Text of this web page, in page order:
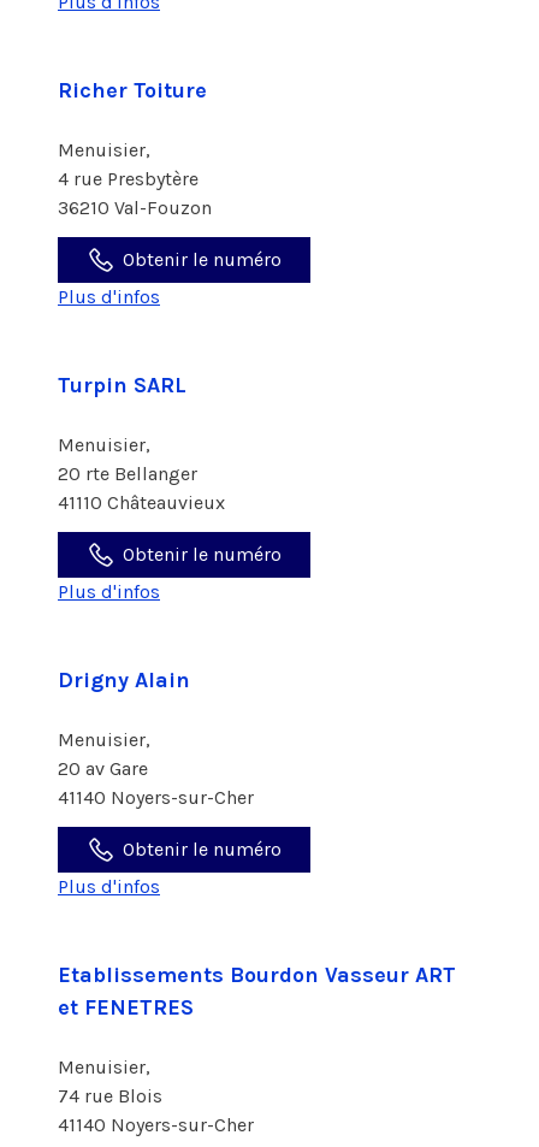
Richer Toiture
Menuisier,
4 rue Presbytère
36210 Val-Fouzon
Obtenir le numéro
Plus d'infos
Turpin SARL
Menuisier,
20 rte Bellanger
41110 Châteauvieux
Obtenir le numéro
Plus d'infos
Drigny Alain
Menuisier,
20 av Gare
41140 Noyers-sur-Cher
Obtenir le numéro
Plus d'infos
Etablissements Bourdon Vasseur ART
et FENETRES
Menuisier,
74 rue Blois
41140 Noyers-sur-Cher